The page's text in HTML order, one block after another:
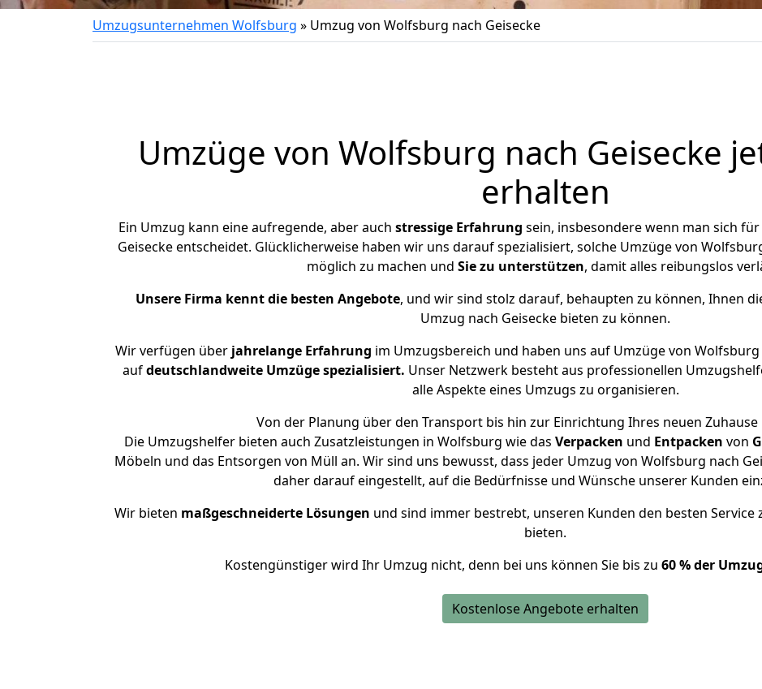
Umzugsunternehmen Wolfsburg » Umzug von Wolfsburg nach Geisecke
Umzüge von Wolfsburg nach Geisecke
erhalten
Ein Umzug kann eine aufregende, aber auch stressige Erfahrung sein, insbesondere wenn man sich
Geisecke entscheidet. Glücklicherweise haben wir uns darauf spezialisiert, solche Umzüge von
möglich zu machen und Sie zu unterstützen, damit alles reibungslos
Unsere Firma kennt die besten Angebote, und wir sind stolz darauf, behaupten zu können, Ihnen
Umzug nach Geisecke bieten zu können.
Wir verfügen über jahrelange Erfahrung im Umzugsbereich und haben uns auf Umzüge von
aufdeutschlandweite Umzüge spezialisiert. Unser Netzwerk besteht aus professionellen
alle Aspekte eines Umzugs zu organisieren.
Von der Planung über den Transport bis hin zur Einrichtung Ihres neuen Zuhause
Die Umzugshelfer bieten auch Zusatzleistungen in Wolfsburg wie das Verpacken und Entpacken von
Möbeln und das Entsorgen von Müll an. Wir sind uns bewusst, dass jeder Umzug von Wolfsburg nach
daher darauf eingestellt, auf die Bedürfnisse und Wünsche unserer Kunden
Wir bieten maßgeschneiderte Lösungen und sind immer bestrebt, unseren Kunden den besten Service
bieten.
Kostengünstiger wird Ihr Umzug nicht, denn bei uns können Sie bis zu 60 % der
Kostenlose Angebote erhalten